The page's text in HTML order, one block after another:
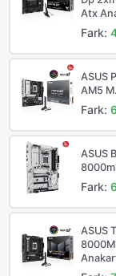
Atx
Fark:
ASUS
AM5
Fark:
ASUS
Fark:
ASUS